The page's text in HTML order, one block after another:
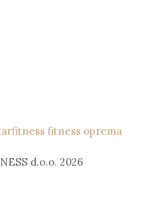
fitness oprema
d.o.o. 2026